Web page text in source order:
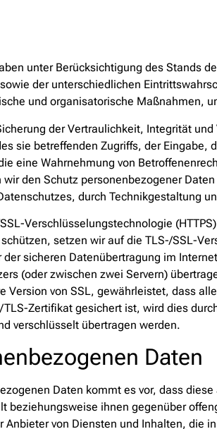
unter Berücksichtigung des Stands
der unterschiedlichen
und organisatorische Maßnahmen,
der Vertraulichkeit, Integrität
sie betreffenden Zugriffs, der Eingabe,
eine Wahrnehmung von
den Schutz personenbezogener
durch Technikgestaltung
Verschlüsselungstechnologie
setzen wir auf die TLS-/SSL-
der sicheren Datenübertragung im
(oder zwischen zwei Servern)
Version von SSL, gewährleistet, dass
Zertifikat gesichert ist, wird dies
verschlüsselt übertragen werden.
Daten
Daten kommt es vor, dass
beziehungsweise ihnen gegenüber
von Diensten und Inhalten, die